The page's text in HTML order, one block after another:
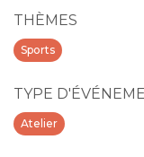
THÈMES
Sports
TYPE
Atelier